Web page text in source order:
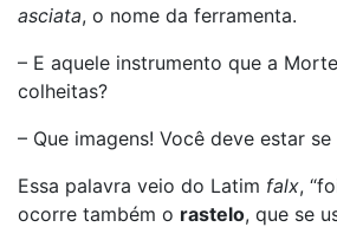
asciata, o nome da ferramenta.
– E aquele instrumento que a
colheitas?
– Que imagens! Você deve estar
Essa palavra veio do Latim falx,
ocorre também o rastelo, que se